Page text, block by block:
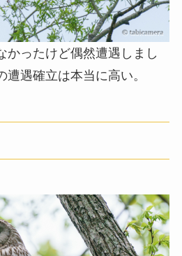
かったけど偶然遭遇しまし
遇確立は本当に高い。